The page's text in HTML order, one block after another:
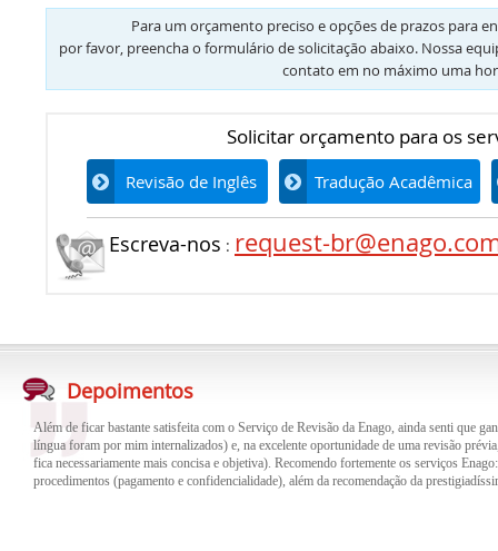
Para um orçamento preciso e opções de prazos para
por favor, preencha o formulário de solicitação abaixo. Nossa
contato em no máximo uma
Solicitar orçamento para os
Revisão de Inglês Tradução Acadêmica
Escreva-nos : request-
Depoimentos
língua foram por mim internalizados) e, na excelente oportunidade de uma revisão
fica necessariamente mais concisa e objetiva). Recomendo fortemente os serviços